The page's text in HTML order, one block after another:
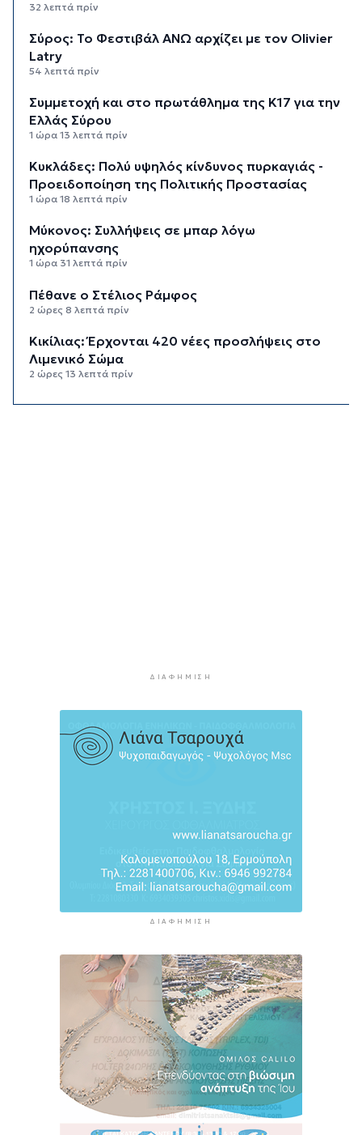
32 λεπτά πρίν
Σύρος: Το Φεστιβάλ ΑΝΩ αρχίζει με τον Olivier
Latry
54 λεπτά πρίν
Συμμετοχή και στο πρωτάθλημα της Κ17 για την
Ελλάς Σύρου
1 ώρα 13 λεπτά πρίν
Κυκλάδες: Πολύ υψηλός κίνδυνος πυρκαγιάς -
Προειδοποίηση της Πολιτικής Προστασίας
1 ώρα 18 λεπτά πρίν
Μύκονος: Συλλήψεις σε μπαρ λόγω
ηχορύπανσης
1 ώρα 31 λεπτά πρίν
Πέθανε ο Στέλιος Ράμφος
2 ώρες 8 λεπτά πρίν
Κικίλιας: Έρχονται 420 νέες προσλήψεις στο
Λιμενικό Σώμα
2 ώρες 13 λεπτά πρίν
Σύρος: Συνελήφθη 20χρονος για κάνναβη
ΔΙΑΦΉΜΙΣΗ
ΔΙΑΦΉΜΙΣΗ